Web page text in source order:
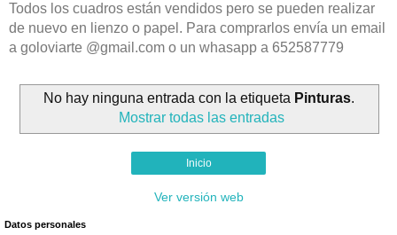
Todos los cuadros están vendidos pero se pueden realizar
de nuevo en lienzo o papel. Para comprarlos envía un email
a goloviarte @gmail.com o un whasapp a 652587779
No hay ninguna entrada con la etiqueta Pinturas.
Mostrar todas las entradas
Inicio
Ver versión web
Datos personales